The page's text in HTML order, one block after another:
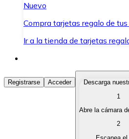
Nuevo
Compra tarjetas regalo de
Ir a la tienda de tarjetas
Comprar Criptomonedas
Compra criptomonedas con
Vende tus criptomonedas de
Registrarse Acceder
Descarga
1
Abre la cámara
2